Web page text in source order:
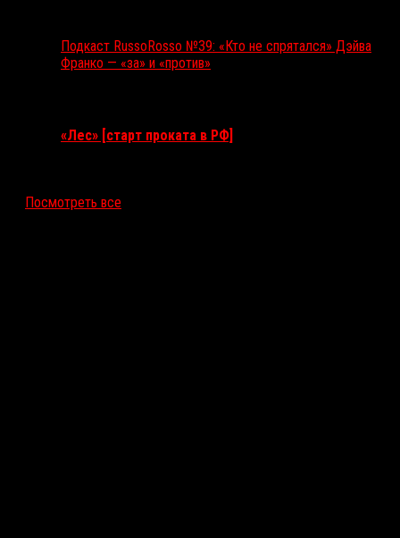
Подкаст RussoRosso №39: «Кто не спрятался» Дэйва
Франко — «за» и «против»
«Лес» [старт проката в РФ]
Посмотреть все